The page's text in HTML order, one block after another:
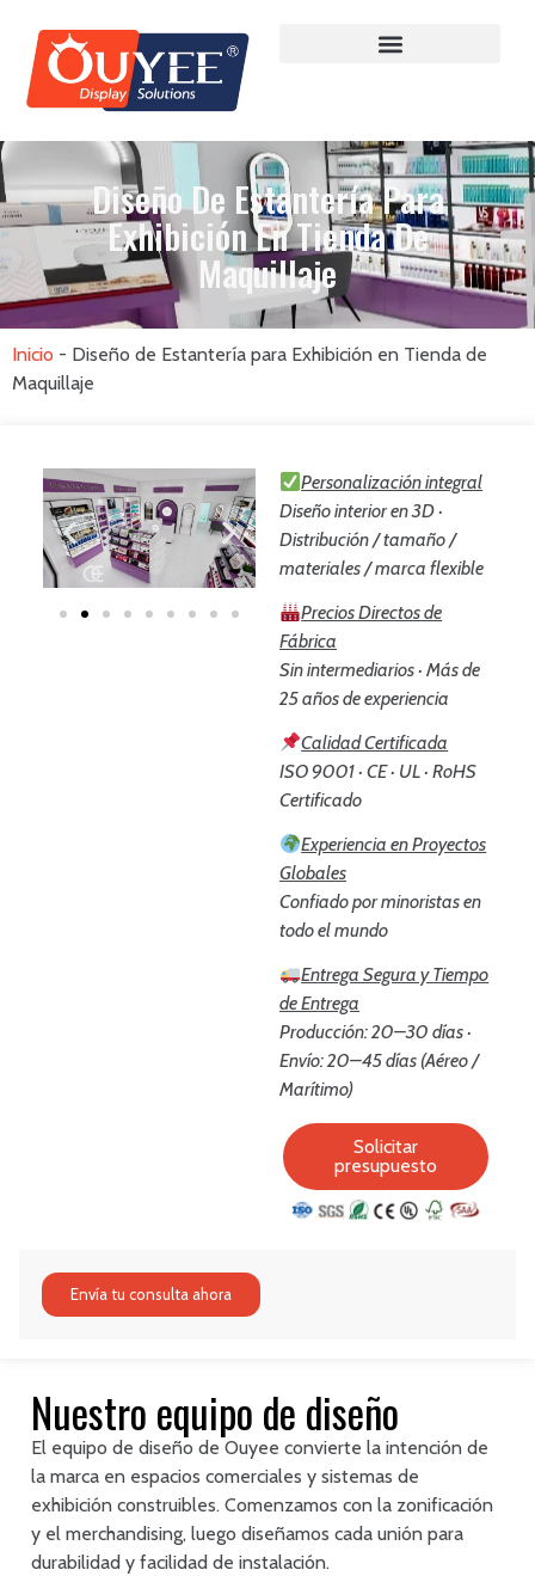
Diseño De Estantería Para
Exhibición En Tienda De
Maquillaje
Inicio - Diseño de Estantería para Exhibición en Tienda de
Maquillaje
Personalización integral
Diseño interior en 3D ·
Distribución / tamaño /
materiales / marca flexible
Precios Directos de
Fábrica
Sin intermediarios · Más de
25 años de experiencia
Calidad Certificada
ISO 9001 · CE · UL · RoHS
Certificado
Experiencia en Proyectos
Globales
Confiado por minoristas en
todo el mundo
Entrega Segura y Tiempo
de Entrega
Producción: 20–30 días ·
Envío: 20–45 días (Aéreo /
Marítimo)
Solicitar
presupuesto
Envía tu consulta ahora
Nuestro equipo de diseño
El equipo de diseño de Ouyee convierte la intención de
la marca en espacios comerciales y sistemas de
exhibición construibles. Comenzamos con la zonificación
y el merchandising, luego diseñamos cada unión para
durabilidad y facilidad de instalación.